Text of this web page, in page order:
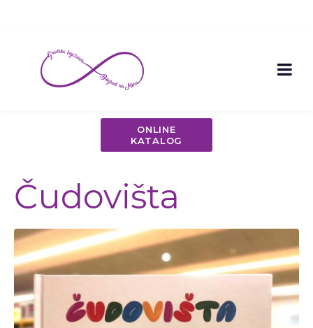
ONLINE
KATALOG
Čudovišta